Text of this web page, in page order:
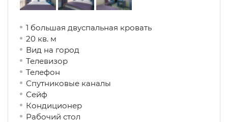
1 большая двуспальная кровать
20 кв. м
Вид на город
Телевизор
Телефон
Спутниковые каналы
Сейф
Кондиционер
Рабочий стол